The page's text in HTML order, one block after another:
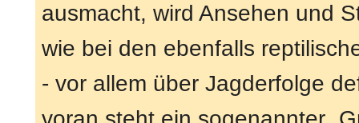
ausmacht, wird Ansehen und
wie bei den ebenfalls
- vor allem über Jagderfolge